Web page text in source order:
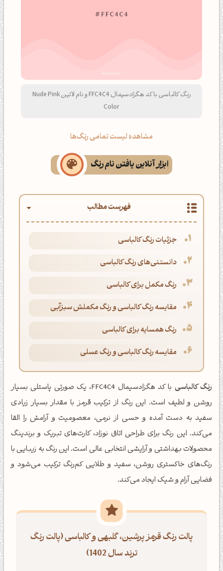
رنگ کالباسی با کد هگزادسیمال FFC4C4 و نام لاتین Nude Pink
Color
مشاهده لیست تمامی رنگ‌ها
ابزار آنلاین یافتن نام رنگ
فهرست مطالب
جزئیات رنگ کالباسی
دانستنی‌های رنگ کالباسی
رنگ مکمل برای کالباسی
مقایسه رنگ کالباسی و رنگ مکملش سبزآبی
رنگ همسایه برای کالباسی
مقایسه رنگ کالباسی و رنگ عسلی
رنگ کالباسی
با کد هگزادسیمال FFC4C4، یک صورتی پاستلی بسیار
روشن و لطیف است. این رنگ از ترکیب قرمز با مقدار بسیار زیادی
سفید به دست آمده و حسی از نرمی، معصومیت و آرامش را القا
می‌کند. این رنگ برای طراحی اتاق نوزاد، کارت‌های تبریک و برندینگ
محصولات بهداشتی و آرایشی انتخابی عالی است. این رنگ به زیبایی با
رنگ‌های خاکستری روشن، سفید و طلایی کم‌رنگ ترکیب می‌شود و
فضایی آرام و شیک ایجاد می‌کند.
پالت رنگ قرمز پرشین، گلبهی و کالباسی (پالت رنگ
ترند سال 1402)